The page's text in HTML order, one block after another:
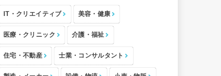
IT・クリエイティブ 美容・健康
医療・クリニック 介護・福祉
住宅・不動産 士業・コンサルタント